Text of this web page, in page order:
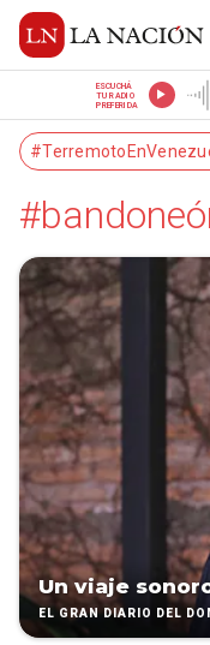
ESCUCHÁ
TU RADIO
PREFERIDA
Un viaje
EL GRAN DIARIO DEL